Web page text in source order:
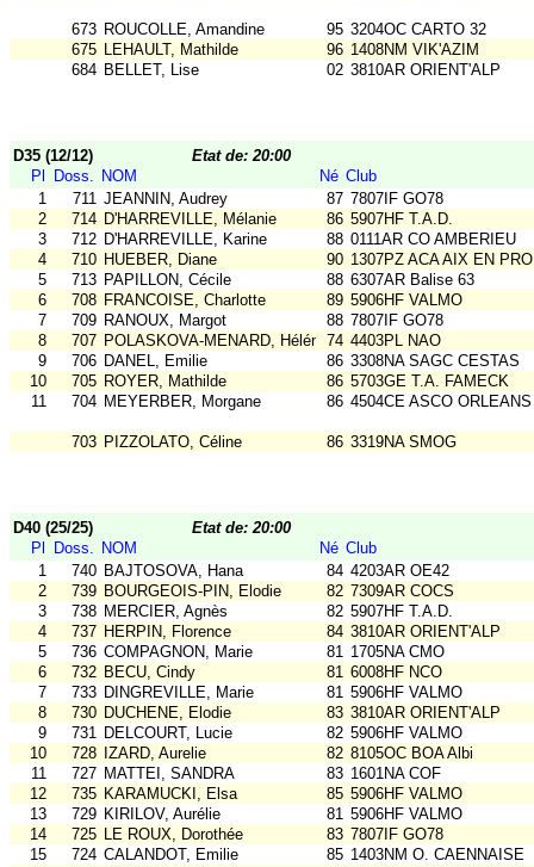
673 ROUCOLLE, Amandine 95 3204OC CARTO 32
675 LEHAULT, Mathilde 96 1408NM VIK'AZIM
684 BELLET, Lise 02 3810AR ORIENT'ALP
D35 (12/12)
Etat de: 20:00
Pl
Doss. NOM Né Club
1
711 JEANNIN, Audrey 87 7807IF GO78
2
714 D'HARREVILLE, Mélanie 86 5907HF T.A.D.
3
712 D'HARREVILLE, Karine 88 0111AR CO AMBERIEU
4
710 HUEBER, Diane 90 1307PZ ACA AIX EN
5
713 PAPILLON, Cécile 88 6307AR Balise 63
6
708 FRANCOISE, Charlotte 89 5906HF VALMO
7
709 RANOUX, Margot 88 7807IF GO78
8
707 POLASKOVA-MENARD, Héléna74 4403PL NAO
9
706 DANEL, Emilie 86 3308NA SAGC CESTAS
10
705 ROYER, Mathilde 86 5703GE T.A. FAMECK
11
704 MEYERBER, Morgane 86 4504CE ASCO ORLEANS
703 PIZZOLATO, Céline 86 3319NA SMOG
D40 (25/25)
Etat de: 20:00
Pl
Doss. NOM Né Club
1
740 BAJTOSOVA, Hana 84 4203AR OE42
2
739 BOURGEOIS-PIN, Elodie 82 7309AR COCS
3
738 MERCIER, Agnès 82 5907HF T.A.D.
4
737 HERPIN, Florence 84 3810AR ORIENT'ALP
5
736 COMPAGNON, Marie 81 1705NA CMO
6
732 BECU, Cindy 81 6008HF NCO
7
733 DINGREVILLE, Marie 81 5906HF VALMO
8
730 DUCHENE, Elodie 83 3810AR ORIENT'ALP
9
731 DELCOURT, Lucie 82 5906HF VALMO
10
728 IZARD, Aurelie 82 8105OC BOA Albi
11
727 MATTEI, SANDRA 83 1601NA COF
12
735 KARAMUCKI, Elsa 85 5906HF VALMO
13
729 KIRILOV, Aurélie 81 5906HF VALMO
14
725 LE ROUX, Dorothée 83 7807IF GO78
15
724 CALANDOT, Emilie 85 1403NM O. CAENNAISE